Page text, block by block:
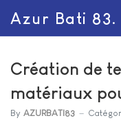
Azur Bati 83.
Création de
matériaux
By AZURBATI83